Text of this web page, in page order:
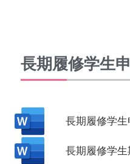
長期履修学生
長期履修学生
長期履修学